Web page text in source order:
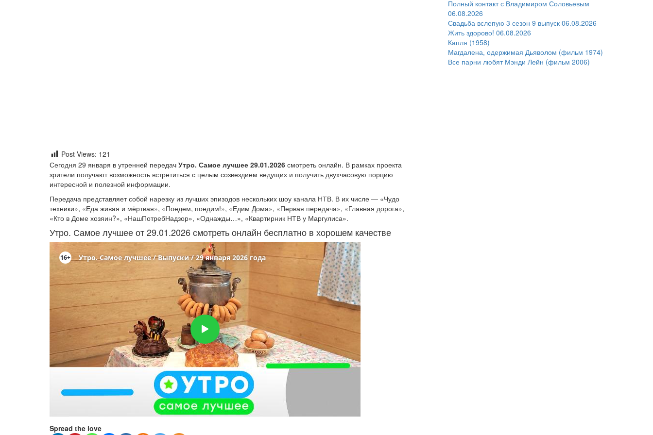
Post Views: 121
Сегодня 29 января в утренней передач Утро. Самое лучшее 29.01.2026 смотреть онлайн. В рамках проекта
зрители получают возможность встретиться с целым созвездием ведущих и получить двухчасовую порцию
интересной и полезной информации.
Передача представляет собой нарезку из лучших эпизодов нескольких шоу канала НТВ. В их числе — «Чудо
техники», «Еда живая и мёртвая», «Поедем, поедим!», «Едим Дома», «Первая передача», «Главная дорога»,
«Кто в Доме хозяин?», «НашПотребНадзор», «Однажды…», «Квартирник НТВ у Маргулиса».
Утро. Самое лучшее от 29.01.2026 смотреть онлайн бесплатно в хорошем качестве
Spread the love
Полный контакт с Владимиром Соловьевым
06.08.2026
Свадьба вслепую 3 сезон 9 выпуск 06.08.2026
Жить здорово! 06.08.2026
Капля (1958)
Магдалена, одержимая Дьяволом (фильм 1974)
Все парни любят Мэнди Лейн (фильм 2006)